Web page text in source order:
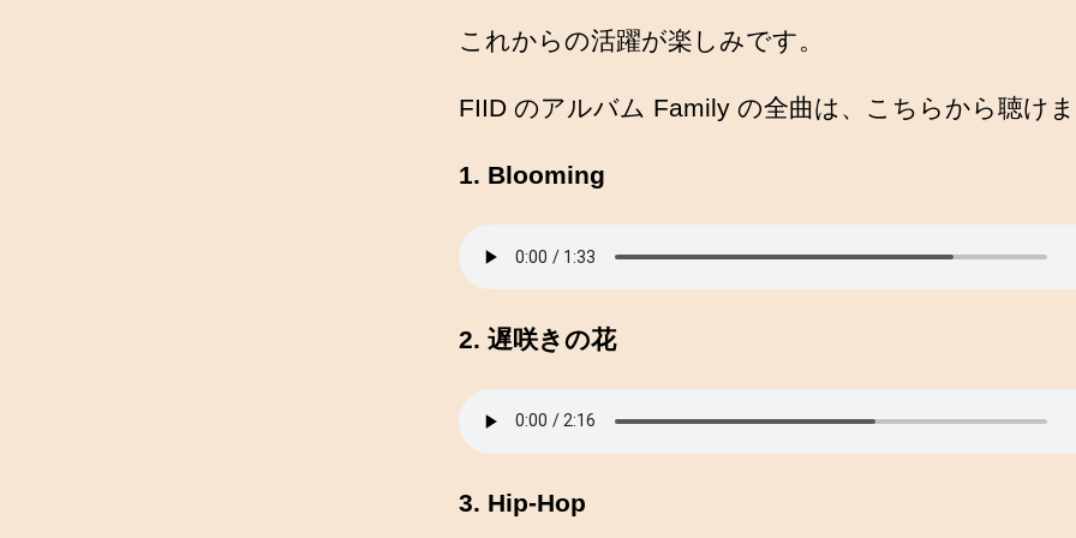
これからの活躍が楽しみです。
FIID のアルバム Family の全曲は、こちらから聴け
1. Blooming
2. 遅咲きの花
3. Hip-Hop